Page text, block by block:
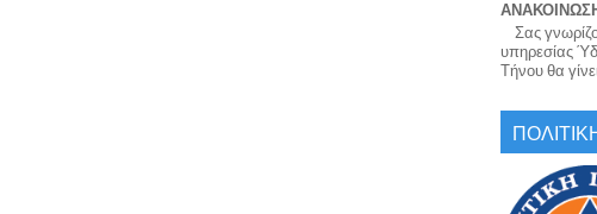
Σας
υπηρεσίας
Τήνου θα